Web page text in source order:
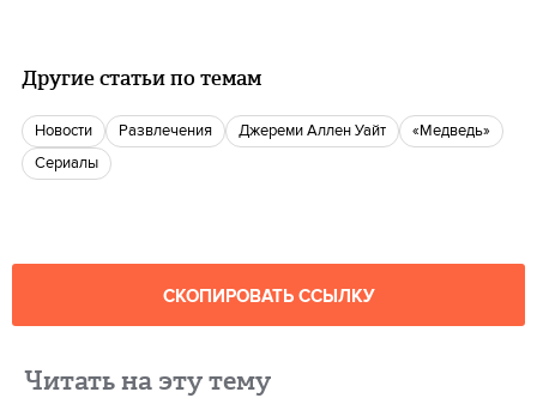
Другие статьи по темам
новости Развлечения Джереми Аллен Уайт
«Медведь»
сериалы
СКОПИРОВАТЬ ССЫЛКУ
Читать на эту тему